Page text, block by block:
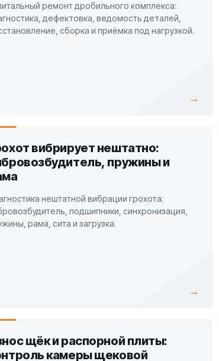
ремонт дробильного комплекса:
дефектовка, ведомость деталей,
сборка и приёмка под нагрузкой.
→
вибрирует нештатно:
пружины и
нештатной вибрации грохота:
подшипники, синхронизация,
рама, сита и загрузка.
→
щёк и распорной плиты:
камеры щековой